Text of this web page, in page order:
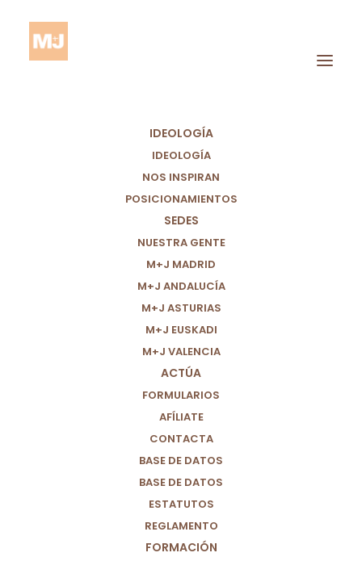
IDEOLOGÍA
IDEOLOGÍA
NOS INSPIRAN
POSICIONAMIENTOS
SEDES
NUESTRA GENTE
M+J MADRID
M+J ANDALUCÍA
M+J ASTURIAS
M+J EUSKADI
M+J VALENCIA
ACTÚA
FORMULARIOS
AFÍLIATE
CONTACTA
BASE DE DATOS
BASE DE DATOS
ESTATUTOS
REGLAMENTO
FORMACIÓN
Emiratos Árabes
Unidos